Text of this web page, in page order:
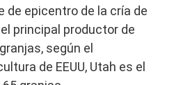
de epicentro de la cría de
principal productor de
según el
de EEUU, Utah es el